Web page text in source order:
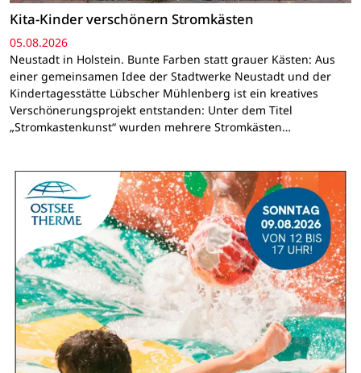
Kita-Kinder verschönern Stromkästen
05.08.2026
Neustadt in Holstein. Bunte Farben statt grauer Kästen: Aus
einer gemeinsamen Idee der Stadtwerke Neustadt und der
Kindertagesstätte Lübscher Mühlenberg ist ein kreatives
Verschönerungsprojekt entstanden: Unter dem Titel
„Stromkastenkunst“ wurden mehrere Stromkästen…